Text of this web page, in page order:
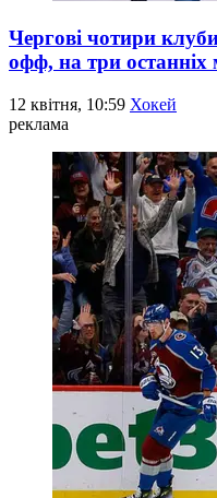
Чергові чотири
офф, на три останніх
12 квітня, 10:59 Хокей
реклама